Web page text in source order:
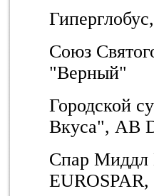
Союз
"Верный"
Городской
Вкуса", AB
Спар Миддл
EUROSPAR,